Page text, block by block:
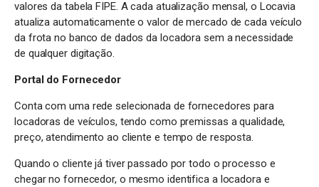
valores da tabela FIPE. A cada atualização mensal, o Locavia
atualiza automaticamente o valor de mercado de cada veículo
da frota no banco de dados da locadora sem a necessidade
de qualquer digitação.
Portal do Fornecedor
Conta com uma rede selecionada de fornecedores para
locadoras de veículos, tendo como premissas a qualidade,
preço, atendimento ao cliente e tempo de resposta.
Quando o cliente já tiver passado por todo o processo e
chegar no fornecedor, o mesmo identifica a locadora e